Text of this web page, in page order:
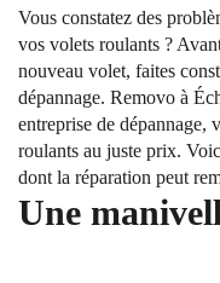
Vous constatez des
vos volets roulants ?
nouveau volet, faites
dépannage. Removo à
entreprise de dépannage,
roulants au juste prix.
dont la réparation peut
Une